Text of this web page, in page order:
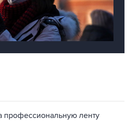
профессиональную ленту